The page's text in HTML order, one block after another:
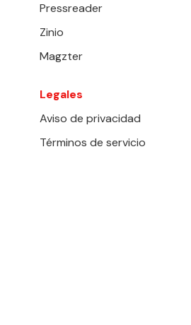
Pressreader
Zinio
Magzter
Legales
Aviso de privacidad
Términos de servicio